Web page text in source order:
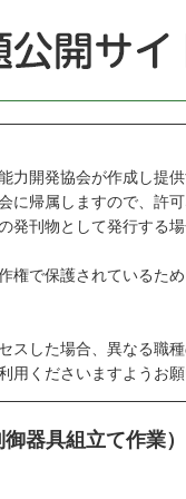
開発協会が作成し提
帰属しますので、許
刊物として発行する
で保護されているた
した場合、異なる職
くださいますようお願
器具組立て作業